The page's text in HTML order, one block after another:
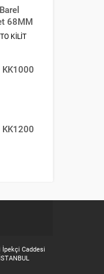
68MM
KILIT
KK1000
KK1200
Caddesi